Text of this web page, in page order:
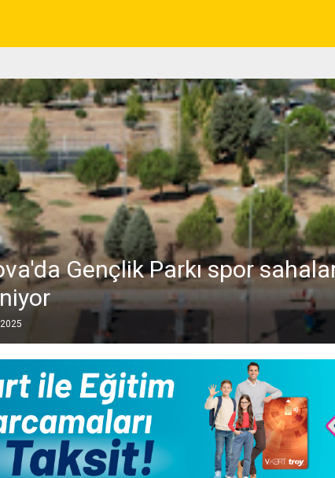
Gençlik Parkı spor